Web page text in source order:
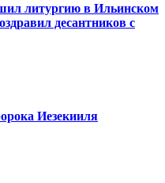
литургию в Ильинском
десантников с
Иезекииля